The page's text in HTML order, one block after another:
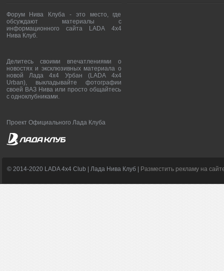
Форум Нива Клуба - это место, где
обсуждают материалы с
информационного сайта LADA 4x4
Нива Клуб.
Делитесь своими впечатлениями о
новостях и эксклюзивных материала о
новой Лада 4х4 Урбан (LADA 4x4
Urban), выкладывайте фотографии
своей ВАЗ Нива или просто общайтесь
с одноклубниками.
Проект Официального Лада Клуба
© 2014-2020 LADA 4x4 Club | Лада Нива Клуб | Разместить рекламу на